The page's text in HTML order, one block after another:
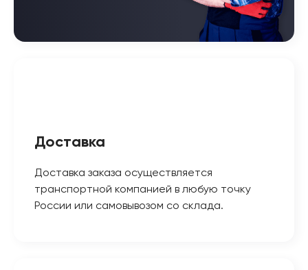
Доставка
Доставка заказа осуществляется
транспортной компанией в любую точку
России или самовывозом со склада.